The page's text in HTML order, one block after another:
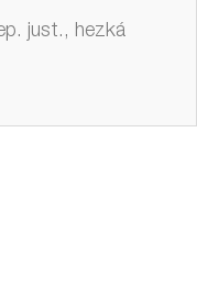
just., hezká